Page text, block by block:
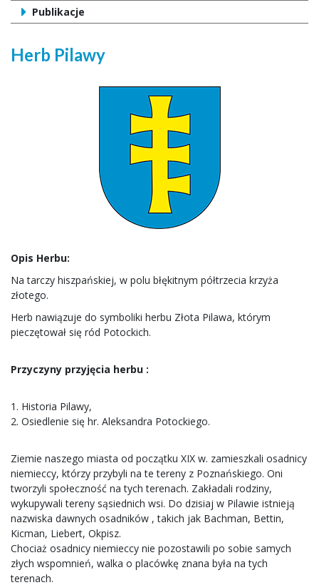
Publikacje
Herb Pilawy
Opis Herbu:
Na tarczy hiszpańskiej, w polu błękitnym półtrzecia krzyża
złotego.
Herb nawiązuje do symboliki herbu Złota Pilawa, którym
pieczętował się ród Potockich.
Przyczyny przyjęcia herbu :
1. Historia Pilawy,
2. Osiedlenie się hr. Aleksandra Potockiego.
Ziemie naszego miasta od początku XIX w. zamieszkali osadnicy
niemieccy, którzy przybyli na te tereny z Poznańskiego. Oni
tworzyli społeczność na tych terenach. Zakładali rodziny,
wykupywali tereny sąsiednich wsi. Do dzisiaj w Pilawie istnieją
nazwiska dawnych osadników , takich jak Bachman, Bettin,
Kicman, Liebert, Okpisz.
Chociaż osadnicy niemieccy nie pozostawili po sobie samych
złych wspomnień, walka o placówkę znana była na tych
terenach.